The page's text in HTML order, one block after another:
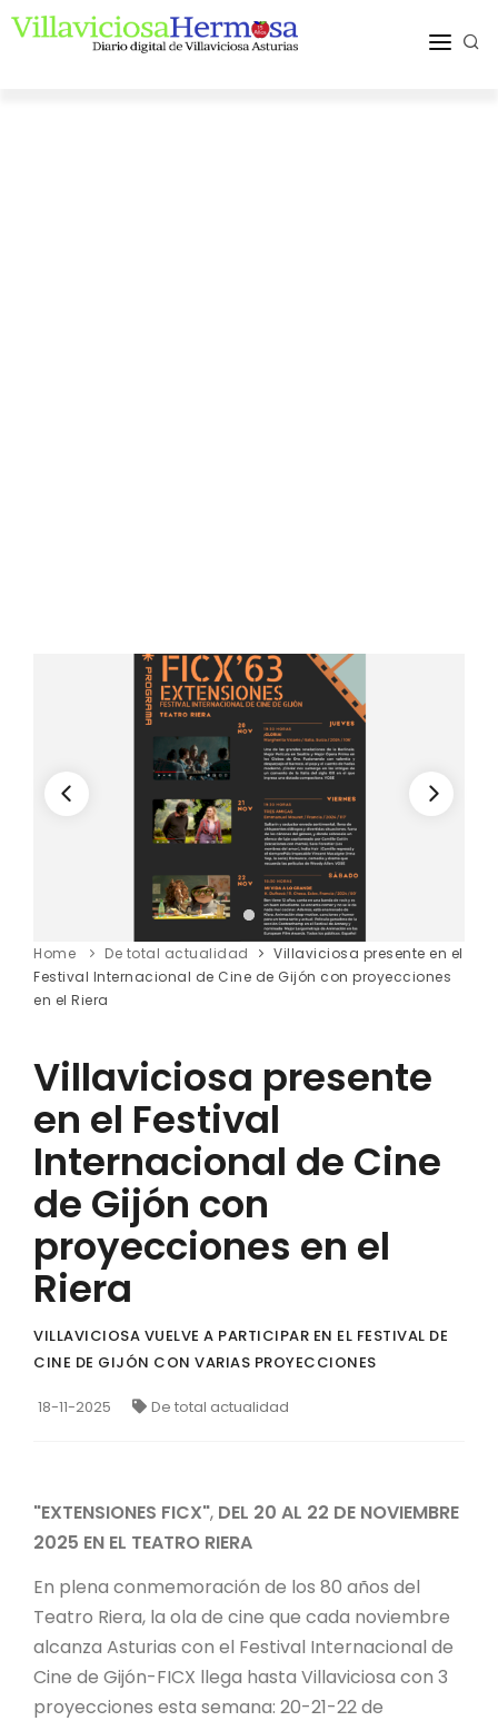
Home De total actualidad
Villaviciosa presente en el
Festival Internacional de Cine de Gijón con proyecciones
en el Riera
Villaviciosa presente
en el Festival
Internacional de Cine
de Gijón con
proyecciones en el
Riera
VILLAVICIOSA VUELVE A PARTICIPAR EN EL FESTIVAL DE
CINE DE GIJÓN CON VARIAS PROYECCIONES
18-11-2025 De total actualidad
"EXTENSIONES FICX", DEL 20 AL 22 DE NOVIEMBRE
2025 EN EL TEATRO RIERA
En plena conmemoración de los 80 años del
Teatro Riera, la ola de cine que cada noviembre
alcanza Asturias con el Festival Internacional de
Cine de Gijón-FICX llega hasta Villaviciosa con 3
proyecciones esta semana: 20-21-22 de